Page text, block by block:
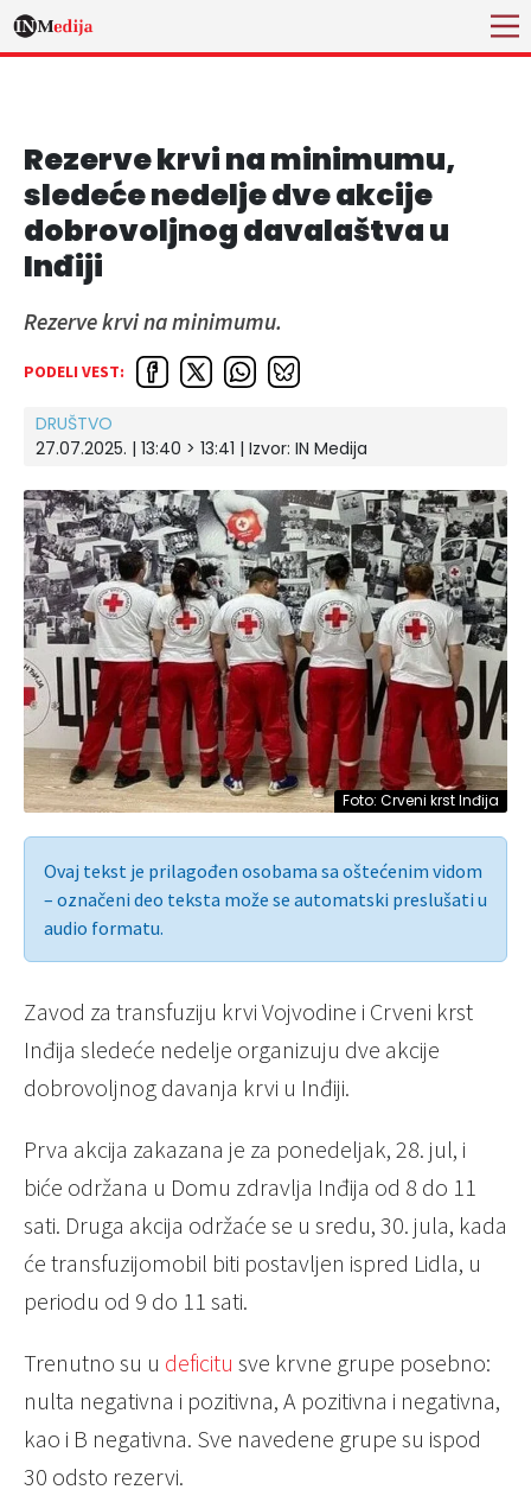
Rezerve krvi na minimumu,
sledeće nedelje dve akcije
dobrovoljnog davalaštva u
Inđiji
Rezerve krvi na minimumu.
PODELI VEST:
DRUŠTVO
27.07.2025. | 13:40 > 13:41 | Izvor: IN Medija
Foto: Crveni krst Inđija
Ovaj tekst je prilagođen osobama sa oštećenim vidom
– označeni deo teksta može se automatski preslušati u
audio formatu.
Zavod za transfuziju krvi Vojvodine i Crveni krst
Inđija sledeće nedelje organizuju dve akcije
dobrovoljnog davanja krvi u Inđiji.
Prva akcija zakazana je za ponedeljak, 28. jul, i
biće održana u Domu zdravlja Inđija od 8 do 11
sati. Druga akcija održaće se u sredu, 30. jula, kada
će transfuzijomobil biti postavljen ispred Lidla, u
periodu od 9 do 11 sati.
Trenutno su u deficitu sve krvne grupe posebno:
nulta negativna i pozitivna, A pozitivna i negativna,
kao i B negativna. Sve navedene grupe su ispod
30 odsto rezervi.